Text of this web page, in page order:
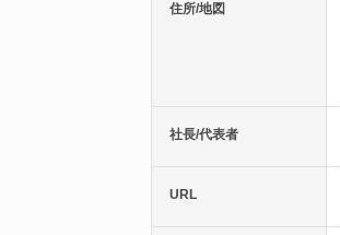
住所/地図
社長/代表者
URL